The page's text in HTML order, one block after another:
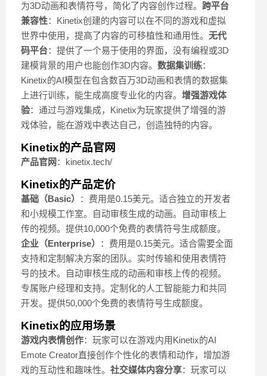
为3D动画和表情符号，简化了内容创作过程。 跨平台
兼容性：Kinetix创建的内容可以在不同的游戏和虚拟
世界中使用，提高了内容的可移植性和通用性。 无代
码平台：提供了一个易于使用的界面，没有编程或3D
建模背景的用户也能创作3D内容。 数据集训练：
Kinetix的AI模型在包含数百万3D动画和表情的数据集
上进行训练，能生成高度专业化的内容。 增强游戏体
验：通过与游戏集成，Kinetix为玩家提供了增强的游
戏体验，能在游戏中表达自己，创造独特的内容。
Kinetix的产品官网
产品官网 ：kinetix.tech/
Kinetix的产品定价
基础（Basic）
：费用是0.15美元。适合独立的开发者
和小规模工作室。自动审核生成的动画。自动审核上
传的视频。提供10,000个免费的表情符号生成额度。
企业（Enterprise）
：费用是0.15美元。适合需要全面
支持和定制解决方案的团队。实时传输和使用表情符
号的技术。自动审核生成的动画和审核上传的视频。
专属账户经理和支持。定制化的人工智能能力和共同
开发。提供50,000个免费的表情符号生成额度。
Kinetix的应用场景
游戏内表情创作：玩家可以在游戏内用Kinetix的AI
Emote Creator直接创作个性化的表情和动作，增加游
戏的互动性和趣味性。 社交媒体内容分享：玩家可以